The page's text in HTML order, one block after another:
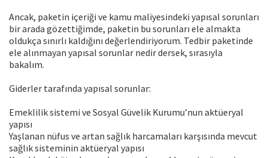
Ancak, paketin içeriği ve kamu maliyesindeki yapısal sorunları
bir arada gözettiğimde, paketin bu sorunları ele almakta
oldukça sınırlı kaldığını değerlendiriyorum. Tedbir paketinde
ele alınmayan yapısal sorunlar nedir dersek, sırasıyla
bakalım.
Giderler tarafında yapısal sorunlar:
Emeklilik sistemi ve Sosyal Güvelik Kurumu’nun aktüeryal
yapısı
Yaşlanan nüfus ve artan sağlık harcamaları karşısında mevcut
sağlık sisteminin aktüeryal yapısı